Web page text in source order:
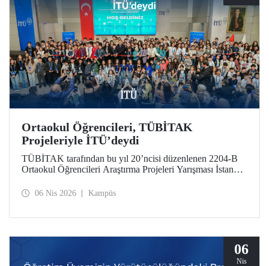
Ortaokul Öğrencileri, TÜBİTAK
Projeleriyle İTÜ’deydi
TÜBİTAK tarafından bu yıl 20’ncisi düzenlenen 2204-B
Ortaokul Öğrencileri Araştırma Projeleri Yarışması İstanbul
Üniversitesi ev sahipliği yaptı.
06 Nis 2026 Kampüs
06
Nis